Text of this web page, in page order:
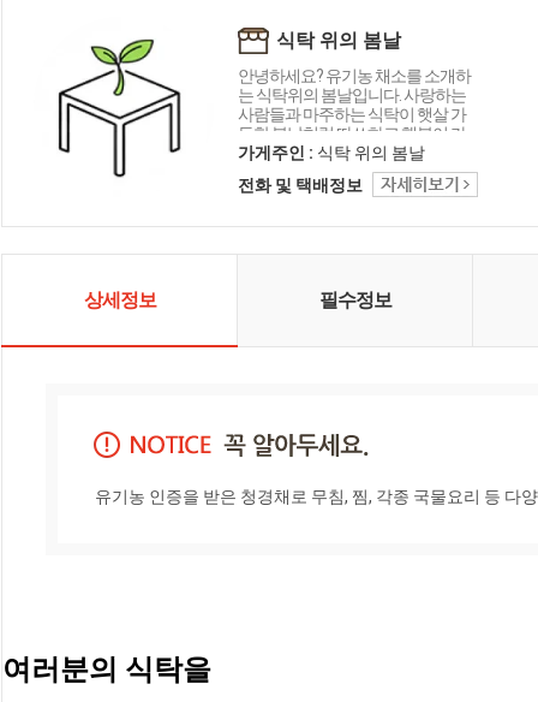
식탁 위의 봄날
안녕하세요? 유기농 채소를 소개하
는 식탁위의 봄날입니다. 사랑하는
사람들과 마주하는 식탁이 햇살 가
득한 봄날처럼 따쓰하고 행복이 가
득하길 바라는 마음으로 건강한 채
가게주인 : 식탁 위의 봄날
전화 및 택배정보
상세정보 필수정보
유기농 인증을 받은 청경채로 무침, 찜, 각종 국물요리 등 다
여러분의 식탁을